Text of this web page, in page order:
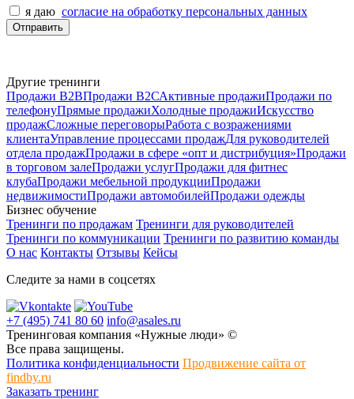
я даю согласие на обработку персональных данных
Другие тренинги
Продажи В2ВПродажи В2САктивные продажиПродажи по
телефонуПрямые продажиХолодные продажиИскусство
продажСложные переговорыРабота с возражениями
клиентаУправление процессами продажДля руководителей
отдела продажПродажи в сфере «опт и дистрибуция»Продажи
в торговом залеПродажи услугПродажи для фитнес
клубаПродажи мебельной продукцииПродажи
недвижимостиПродажи автомобилейПродажи одежды
Бизнес обучение
Тренинги по продажам Тренинги для руководителей
Тренинги по коммуникации Тренинги по развитию команды
О нас Контакты Отзывы Кейсы
Следите за нами в соцсетях
+7 (495) 741 80 60 info@asales.ru
Тренинговая компания «Нужные люди» ©
Все права защищены.
Политика конфиденциальности Продвижение сайта от
findby.ru
Заказать тренинг